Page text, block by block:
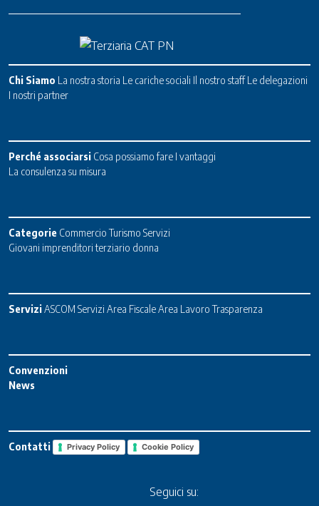
Chi Siamo La nostra storia Le cariche sociali Il nostro staff Le delegazioni
I nostri partner
Perché associarsi Cosa possiamo fare I vantaggi
La consulenza su misura
Categorie Commercio Turismo Servizi
Giovani imprenditori terziario donna
ServiziASCOM Servizi Area FiscaleArea Lavoro Trasparenza
Convenzioni
News
Contatti Privacy Policy Cookie Policy
Seguici su: